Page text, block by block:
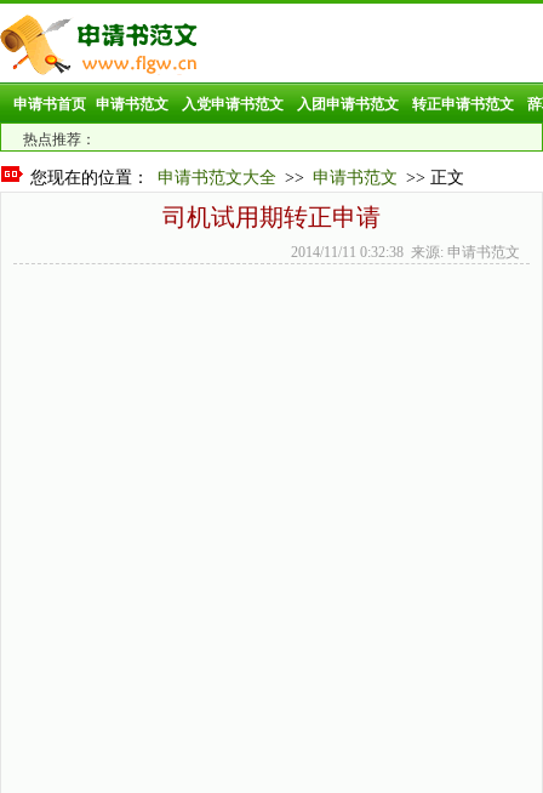
申请书首页 申请书范文 入党申请书范文 入团申请书范文 转正申请书范文
热点推荐：
您现在的位置： 申请书范文大全 >> 申请书范文 >> 正文
司机试用期转正申请
2014/11/11 0:32:38 来源: 申请书范文